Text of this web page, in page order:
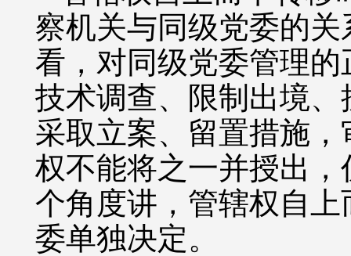
察机关与同级党委的
看，对同级党委管理
技术调查、限制出境
采取立案、留置措施
权不能将之一并授出
个角度讲，管辖权自
委单独决定。